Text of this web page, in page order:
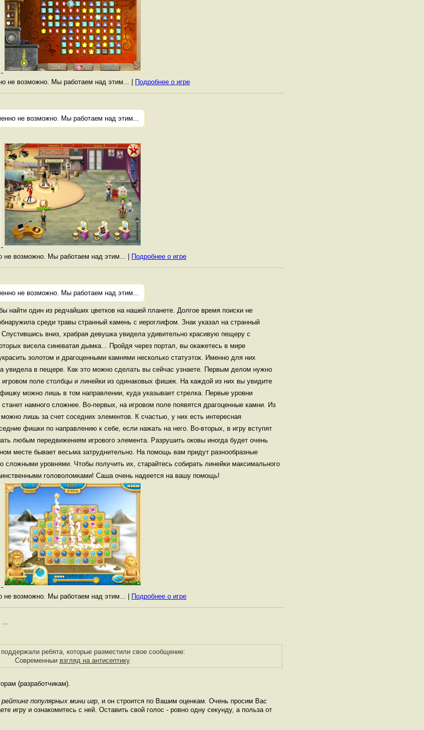
не возможно. Мы работаем над этим... | Подробнее о игре
не возможно. Мы работаем над этим...
не возможно. Мы работаем над этим... | Подробнее о игре
не возможно. Мы работаем над этим...
найти один из редчайших цветков на нашей планете. Долгое время поиски не
среди травы странный камень с иероглифом. Знак указал на странный
вниз, храбрая девушка увидела удивительно красивую пещеру с
висела синеватая дымка... Пройдя через портал, вы окажетесь в мире
золотом и драгоценными камнями несколько статуэток. Именно для них
увидела в пещере. Как это можно сделать вы сейчас узнаете. Первым делом нужно
игровом поле столбцы и линейки из одинаковых фишек. На каждой из них вы увидите
можно лишь в том направлении, куда указывает стрелка. Первые уровни
намного сложнее. Во-первых, на игровом поле появятся драгоценные камни. Из
лишь за счет соседних элементов. К счастью, у них есть интересная
фишки по направлению к себе, если нажать на него. Во-вторых, в игру вступят
любым передвижениям игрового элемента. Разрушить оковы иногда будет очень
месте бывает весьма затруднительно. На помощь вам придут разнообразные
сложными уровнями. Чтобы получить их, старайтесь собирать линейки максимального
головоломками! Саша очень надеется на вашу помощь!
не возможно. Мы работаем над этим... | Подробнее о игре
→
ребята, которые разместили свое сообщение:
Современныи взгляд на антисептику.
(разработчикам).
рейтинг популярных мини игр, и он строится по Вашим оценкам. Очень просим Вас
игру и ознакомитесь с ней. Оставить свой голос - ровно одну секунду, а польза от